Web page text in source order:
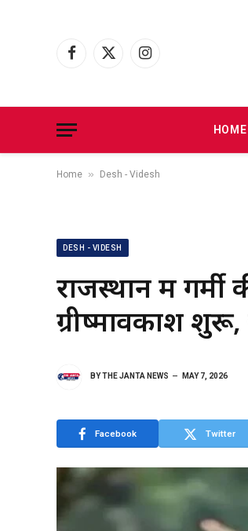
Facebook
X
Instagram
HOME
Home » Desh - Videsh
DESH - VIDESH
राजस्थान में
ग्रीष्मावकाश
BYTHE JANTA NEWS MAY 7, 2026
Facebook Twitter